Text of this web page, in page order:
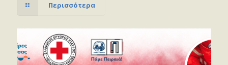
Περισσότερα